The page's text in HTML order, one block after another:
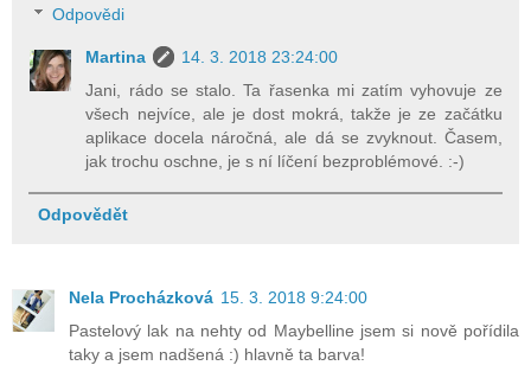
Odpovědi
Martina
14. 3. 2018 23:24:00
Jani, rádo se stalo. Ta řasenka mi zatím vyhovuje ze
všech nejvíce, ale je dost mokrá, takže je ze začátku
aplikace docela náročná, ale dá se zvyknout. Časem,
jak trochu oschne, je s ní líčení bezproblémové. :-)
Odpovědět
Nela Procházková 15. 3. 2018 9:24:00
Pastelový lak na nehty od Maybelline jsem si nově pořídila
taky a jsem nadšená :) hlavně ta barva!